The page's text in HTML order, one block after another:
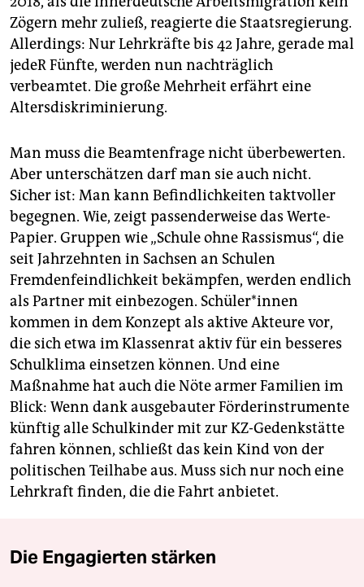
Zögern mehr zuließ, reagierte die Staatsregierung.
Allerdings: Nur Lehrkräfte bis 42 Jahre, gerade mal
jedeR Fünfte, werden nun nachträglich
verbeamtet. Die große Mehrheit erfährt eine
Altersdiskriminierung.
Man muss die Beamtenfrage nicht überbewerten.
Aber unterschätzen darf man sie auch nicht.
Sicher ist: Man kann Befindlichkeiten taktvoller
begegnen. Wie, zeigt passenderweise das Werte-
Papier. Gruppen wie „Schule ohne Rassismus“, die
seit Jahrzehnten in Sachsen an Schulen
Fremdenfeindlichkeit bekämpfen, werden endlich
als Partner mit einbezogen. Schüler*innen
kommen in dem Konzept als aktive Akteure vor,
die sich etwa im Klassenrat aktiv für ein besseres
Schulklima einsetzen können. Und eine
Maßnahme hat auch die Nöte armer Familien im
Blick: Wenn dank ausgebauter Förderinstrumente
künftig alle Schulkinder mit zur KZ-Gedenkstätte
fahren können, schließt das kein Kind von der
politischen Teilhabe aus. Muss sich nur noch eine
Lehrkraft finden, die die Fahrt anbietet.
Die Engagierten stärken